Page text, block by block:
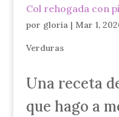
Col rehogada con
por gloria| Mar 1,
Verduras
Una receta
que hago a